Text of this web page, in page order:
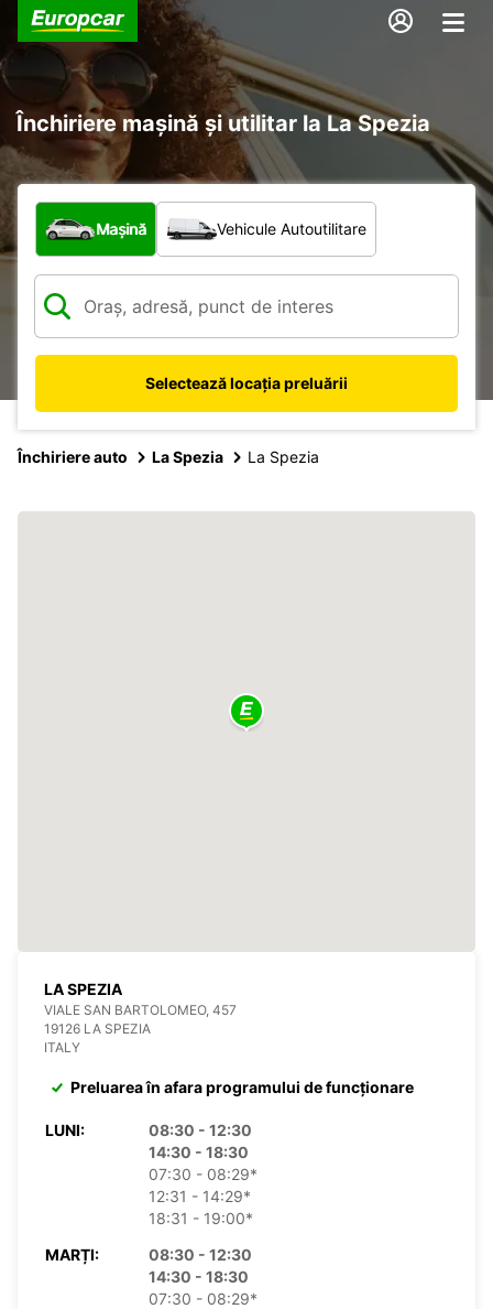
Închiriere mașină și utilitar la La Spezia
Ce tip de vehicul?
Mașină Vehicule Autoutilitare
Selectează locația preluării
Închiriere auto La Spezia La Spezia
LA SPEZIA
VIALE SAN BARTOLOMEO, 457
19126 LA SPEZIA
ITALY
Preluarea în afara programului de funcționare
LUNI:
08:30 - 12:30
14:30 - 18:30
07:30 - 08:29*
12:31 - 14:29*
18:31 - 19:00*
MARȚI:
08:30 - 12:30
14:30 - 18:30
07:30 - 08:29*